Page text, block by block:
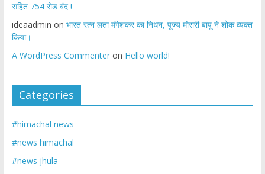
सहित 754 रोड बंद !
ideaadmin on भारत रत्न लता मंगेशकर का निधन, पूज्य मोरारी बापू ने शोक व्यक्त
किया।
A WordPress Commenteron Hello world!
Categories
#himachal news
#news himachal
#news jhula